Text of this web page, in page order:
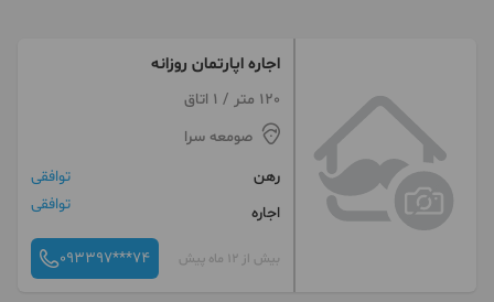
اجاره اپارتمان روزانه
120 متر / 1 اتاق
صومعه سرا
رهن
توافقی
اجاره
توافقی
بیش از 12 ماه پیش 093397***74